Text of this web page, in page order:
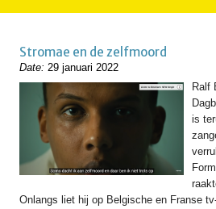
Stromae en de zelfmoord
Date: 29 januari 2022
Ralf
is
Onlangs liet hij op Belgische en Franse